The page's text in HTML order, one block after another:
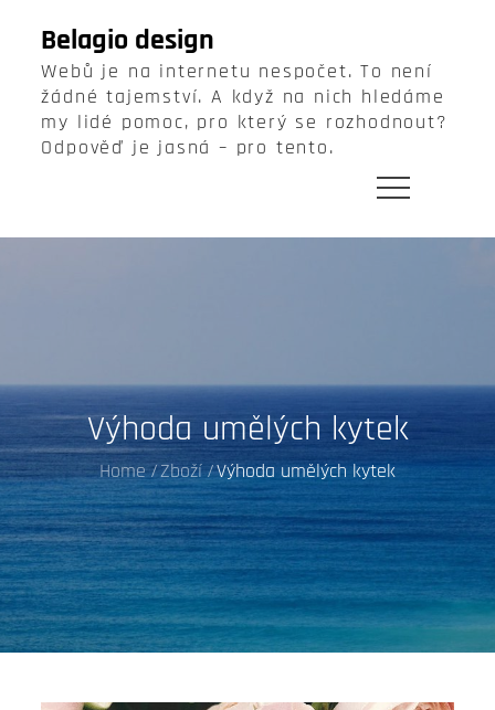
content
Belagio design
Webů je na internetu nespočet. To není
žádné tajemství. A když na nich hledáme
my lidé pomoc, pro který se rozhodnout?
Odpověď je jasná – pro tento.
Výhoda umělých kytek
Home Zboží Výhoda umělých kytek